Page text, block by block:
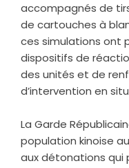
accompagnés de
de cartouches à
ces simulations ont
dispositifs de
des unités et de
d’intervention en
‎La Garde
population kinoise
aux détonations qui